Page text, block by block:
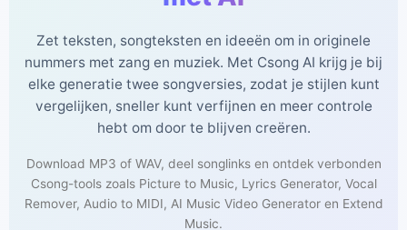
Zet teksten, songteksten en ideeën om in originele
nummers met zang en muziek. Met Csong AI krijg je bij
elke generatie twee songversies, zodat je stijlen kunt
vergelijken, sneller kunt verfijnen en meer controle
hebt om door te blijven creëren.
Download MP3 of WAV, deel songlinks en ontdek verbonden
Csong-tools zoals Picture to Music, Lyrics Generator, Vocal
Remover, Audio to MIDI, AI Music Video Generator en Extend
Music.